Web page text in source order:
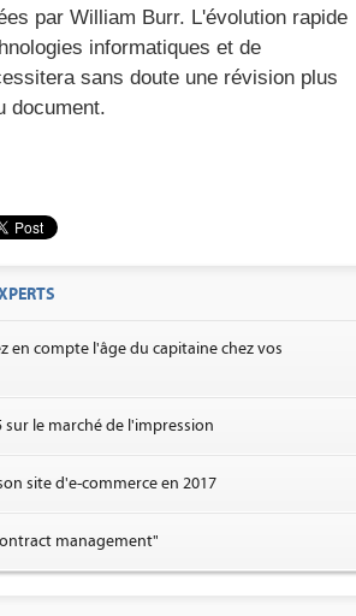
par William Burr. L'évolution rapide
informatiques et de
sans doute une révision plus
document.
en compte l'âge du capitaine chez vos
sur le marché de l'impression
site d'e-commerce en 2017
management"